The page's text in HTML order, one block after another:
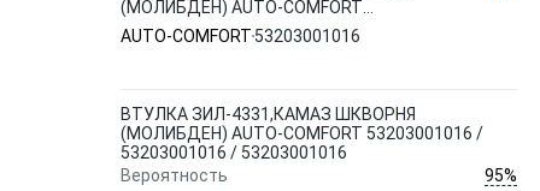
(МОЛИБДЕН) AUTO-COMFORT
53203001016 / 53203001016 /
53203001016
AUTO-COMFORT 53203001016
ВТУЛКА ЗИЛ-4331,КАМАЗ ШКВОРНЯ
(МОЛИБДЕН) AUTO-COMFORT 53203001016 /
53203001016 / 53203001016
Вероятность
95%